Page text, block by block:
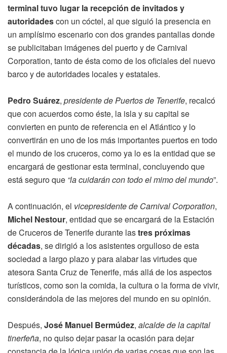
terminal tuvo lugar la recepción de invitados y
autoridadescon un cóctel, al que siguió la presencia en
un amplísimo escenario con dos grandes pantallas donde
se publicitaban imágenes del puerto y de Carnival
Corporation, tanto de ésta como de los oficiales del nuevo
barco y de autoridades locales y estatales.
Pedro Suárez, presidente de Puertos de Tenerife, recalcó
que con acuerdos como éste, la isla y su capital se
convierten en punto de referencia en el Atlántico y lo
convertirán en uno de los más importantes puertos en todo
el mundo de los cruceros, como ya lo es la entidad que se
encargará de gestionar esta terminal, concluyendo que
está seguro que “la cuidarán con todo el mimo del mundo”.
A continuación, el vicepresidente de Carnival Corporation,
Michel Nestour, entidad que se encargará de la Estación
de Cruceros de Tenerife durante lastres próximas
décadas, se dirigió a los asistentes orgulloso de esta
sociedad a largo plazo y para alabar las virtudes que
atesora Santa Cruz de Tenerife, más allá de los aspectos
turísticos, como son la comida, la cultura o la forma de vivir,
considerándola de las mejores del mundo en su opinión.
Después, José Manuel Bermúdez, alcalde de la capital
tinerfeña, no quiso dejar pasar la ocasión para dejar